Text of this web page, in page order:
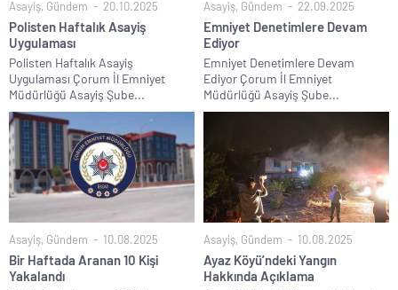
Asayiş, Gündem 20.10.2025
Polisten Haftalık Asayiş
Uygulaması
Polisten Haftalık Asayiş
Uygulaması Çorum İl Emniyet
Müdürlüğü Asayiş Şube...
Asayiş, Gündem 22.09.2025
Emniyet Denetimlere Devam
Ediyor
Emniyet Denetimlere Devam
Ediyor Çorum İl Emniyet
Müdürlüğü Asayiş Şube...
Asayiş, Gündem 10.08.2025
Bir Haftada Aranan 10 Kişi
Yakalandı
Asayiş, Gündem 10.08.2025
Ayaz Köyü’ndeki Yangın
Hakkında Açıklama